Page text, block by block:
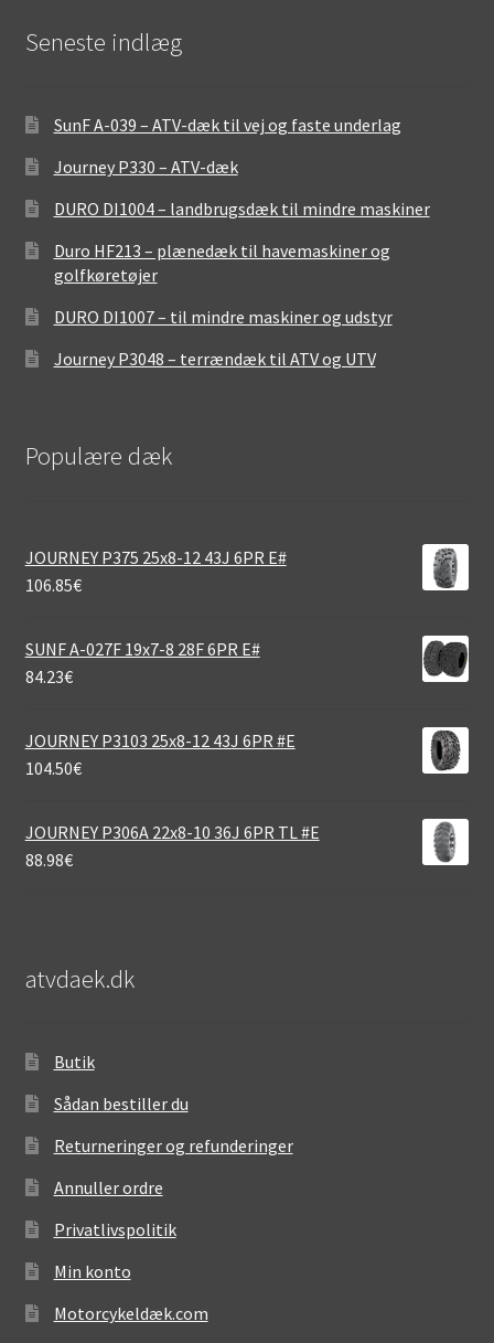
Seneste indlæg
SunF A-039 – ATV-dæk til vej og faste underlag
Journey P330 – ATV-dæk
DURO DI1004 – landbrugsdæk til mindre maskiner
Duro HF213 – plænedæk til havemaskiner og
golfkøretøjer
DURO DI1007 – til mindre maskiner og udstyr
Journey P3048 – terrændæk til ATV og UTV
Populære dæk
JOURNEY P375 25x8-12 43J 6PR E#
106.85€
SUNF A-027F 19x7-8 28F 6PR E#
84.23€
JOURNEY P3103 25x8-12 43J 6PR #E
104.50€
JOURNEY P306A 22x8-10 36J 6PR TL #E
88.98€
atvdaek.dk
Butik
Sådan bestiller du
Returneringer og refunderinger
Annuller ordre
Privatlivspolitik
Min konto
Motorcykeldæk.com